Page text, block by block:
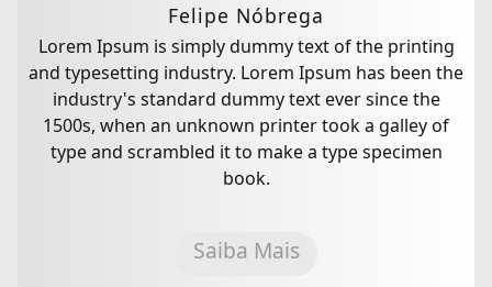
Felipe Nóbrega
Lorem Ipsum is simply dummy text of the printing
and typesetting industry. Lorem Ipsum has been the
industry's standard dummy text ever since the
1500s, when an unknown printer took a galley of
type and scrambled it to make a type specimen
book.
Saiba Mais